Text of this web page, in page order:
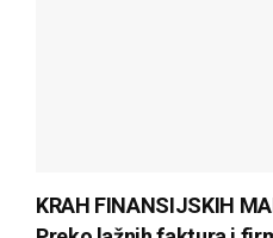
KRAH FINANSIJSKIH